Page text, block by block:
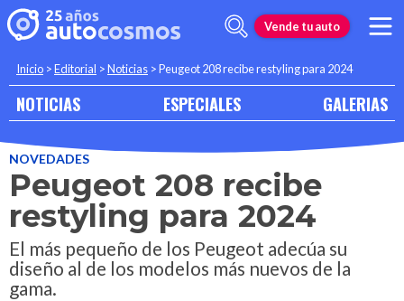
Vende tu auto
Inicio >Editorial >Noticias >Peugeot 208 recibe restyling para 2024
NOTICIAS ESPECIALES GALERIAS
NOVEDADES
Peugeot 208 recibe
restyling para 2024
El más pequeño de los Peugeot adecúa su
diseño al de los modelos más nuevos de la
gama.